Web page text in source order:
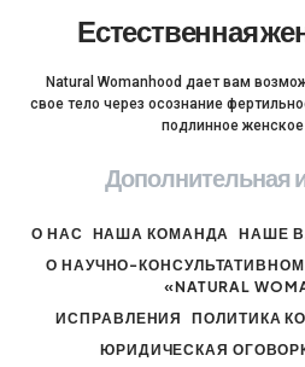
Естественная
Natural Womanhood дает вам
свое тело через осознание
подлинное
Дополнительная
О НАС НАША КОМАНДА НАШЕ
О НАУЧНО-
«NATURAL
ИСПРАВЛЕНИЯ
ПОЛИТИКА
ЮРИДИЧЕСКАЯ